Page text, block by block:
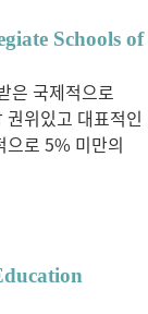
Schools of
은 국제적으로
위있고 대표적인
으로 5% 미만의